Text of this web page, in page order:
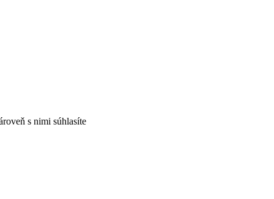
s nimi súhlasíte